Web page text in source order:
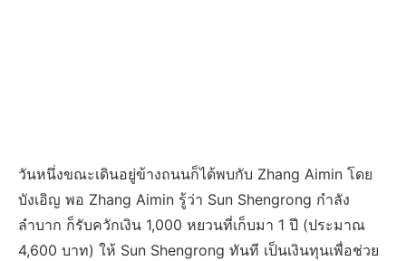
วันหนึ่งขณะเดินอยู่ข้างถนนก็ได้พบกับ Zhang Aimin โดย
บังเอิญ พอ Zhang Aimin รู้ว่า Sun Shengrong กำลัง
ลำบาก ก็รับควักเงิน 1,000 หยวนที่เก็บมา 1 ปี (ประมาณ
4,600 บาท) ให้ Sun Shengrong ทันที เป็นเงินทุนเพื่อช่วย